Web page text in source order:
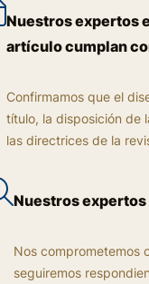
Nuestros expertos
artículo cumplan
Confirmamos que el
título, la disposición de
las directrices de la
Nuestros expertos
Nos comprometemos
seguiremos